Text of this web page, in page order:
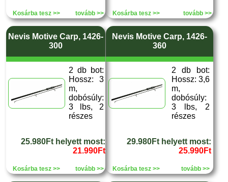
Kosárba tesz >> tovább >> Kosárba tesz >> tovább >>
Nevis Motive Carp, 1426-
300
2 db bot:
Hossz: 3
m,
dobósúly:
3 lbs, 2
részes
25.980Ft helyett most:
21.990Ft
Kosárba tesz >> tovább >>
Nevis Motive Carp, 1426-
360
2 db bot:
Hossz: 3,6
m,
dobósúly:
3 lbs, 2
részes
29.980Ft helyett most:
25.990Ft
Kosárba tesz >> tovább >>